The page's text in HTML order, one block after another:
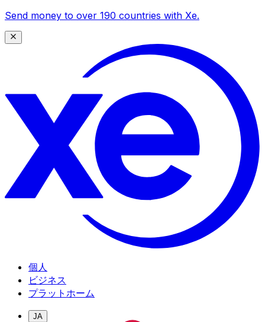
Send money to over 190 countries with Xe.
個人
ビジネス
プラットホーム
JA